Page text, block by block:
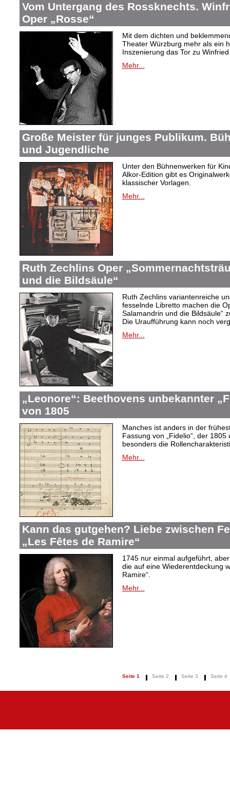
Vom Untergang des Rossknechts.
Oper „Rosse“
Mit dem dichten und
Theater Würzburg mehr als ein
Inszenierung das Tor zu
Mehr...
Große Meister für junges Publikum.
und Jugendliche
Unter den Bühnenwerken für
Alkor-Edition gibt es
klassischer Vorlagen.
Mehr...
Ruth Zechlins Oper
und die Bildsäule“
Ruth Zechlins variantenreiche
fesselnde Libretto machen die
Salamandrin und die Bildsäule“
Die Uraufführung kann noch
Mehr...
„Leonore“: Beethovens unbekannter
von 1805
Manches ist anders in der
Fassung von „Fidelio“, der 1805
besonders die
Mehr...
Kann das gutgehen? Liebe zwischen
„Les Fêtes de Ramire“
1745 nur einmal aufgeführt,
die auf eine Wiederentdeckung
Ramire“.
Mehr...
Seite 1 Seite 2 Seite 3 Seite 4